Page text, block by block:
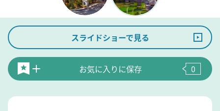
スライドショーで見る
お気に入りに保存 0